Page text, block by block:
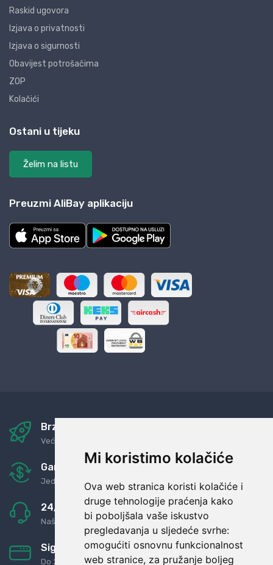
Mi koristimo kolačiće
Ova web stranica koristi kolačiće i
druge tehnologije praćenja kako
bi poboljšala vaše iskustvo
pregledavanja u sljedeće svrhe:
omogućiti osnovnu funkcionalnost
web stranice, za pružanje boljeg
Raskid ugovora
Izjava o privatnosti
Izjava o sigurnosti
Obavijest potrošačima
ZOP
Kolačići
Ostani u tijeku
Želim na listu
Preuzmi AliBay aplikaciju
Brza i sigurna dostava
Već za nekoliko dana kod vas
Garancija u povrat novaca
Jednostavno pravilo: Roba za novac
24/7 odlična podrška
Naši agenti uvijek na raspolaganju
Sigurno obročno plaćanje
Do 24 rata bez kamata